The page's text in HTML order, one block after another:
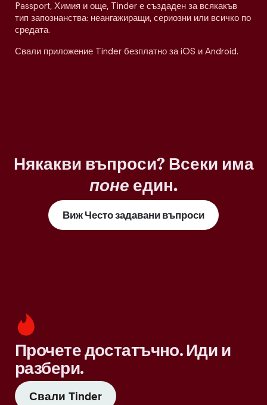
Passport, Химия и още, Tinder е създаден за всякакъв
тип запознанства: неангажиращи, сериозни или всичко по
средата.
Свали приложение Tinder безплатно за iOS и Android.
Някакви въпроси? Всеки има
поне един.
Виж Често задавани въпроси
Прочете достатъчно. Иди и
разбери.
Свали Tinder